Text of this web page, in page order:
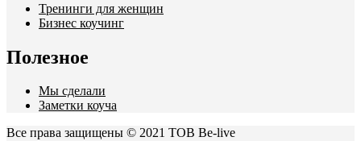
Тренинги для женщин
Бизнес коучинг
Полезное
Мы сделали
Заметки коуча
Все права защищены © 2021 ТОВ Be-live